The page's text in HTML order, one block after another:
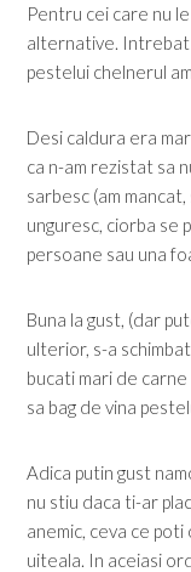
Pentru cei care nu
alternative. Intrebat
pestelui chelnerul
Desi caldura era
ca n-am rezistat sa
sarbesc (am
unguresc, ciorba se
persoane sau una
Buna la gust, (dar
ulterior, s-a
bucati mari de carne
sa bag de vina
Adica putin gust
nu stiu daca ti-ar
anemic, ceva ce
uiteala. In aceiasi